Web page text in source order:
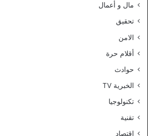
مال و أعمال
تحقيق
الامن
أقلام حرة
حوادث
الخبرية TV
تكنولوجيا
تقنية
اقتصاد